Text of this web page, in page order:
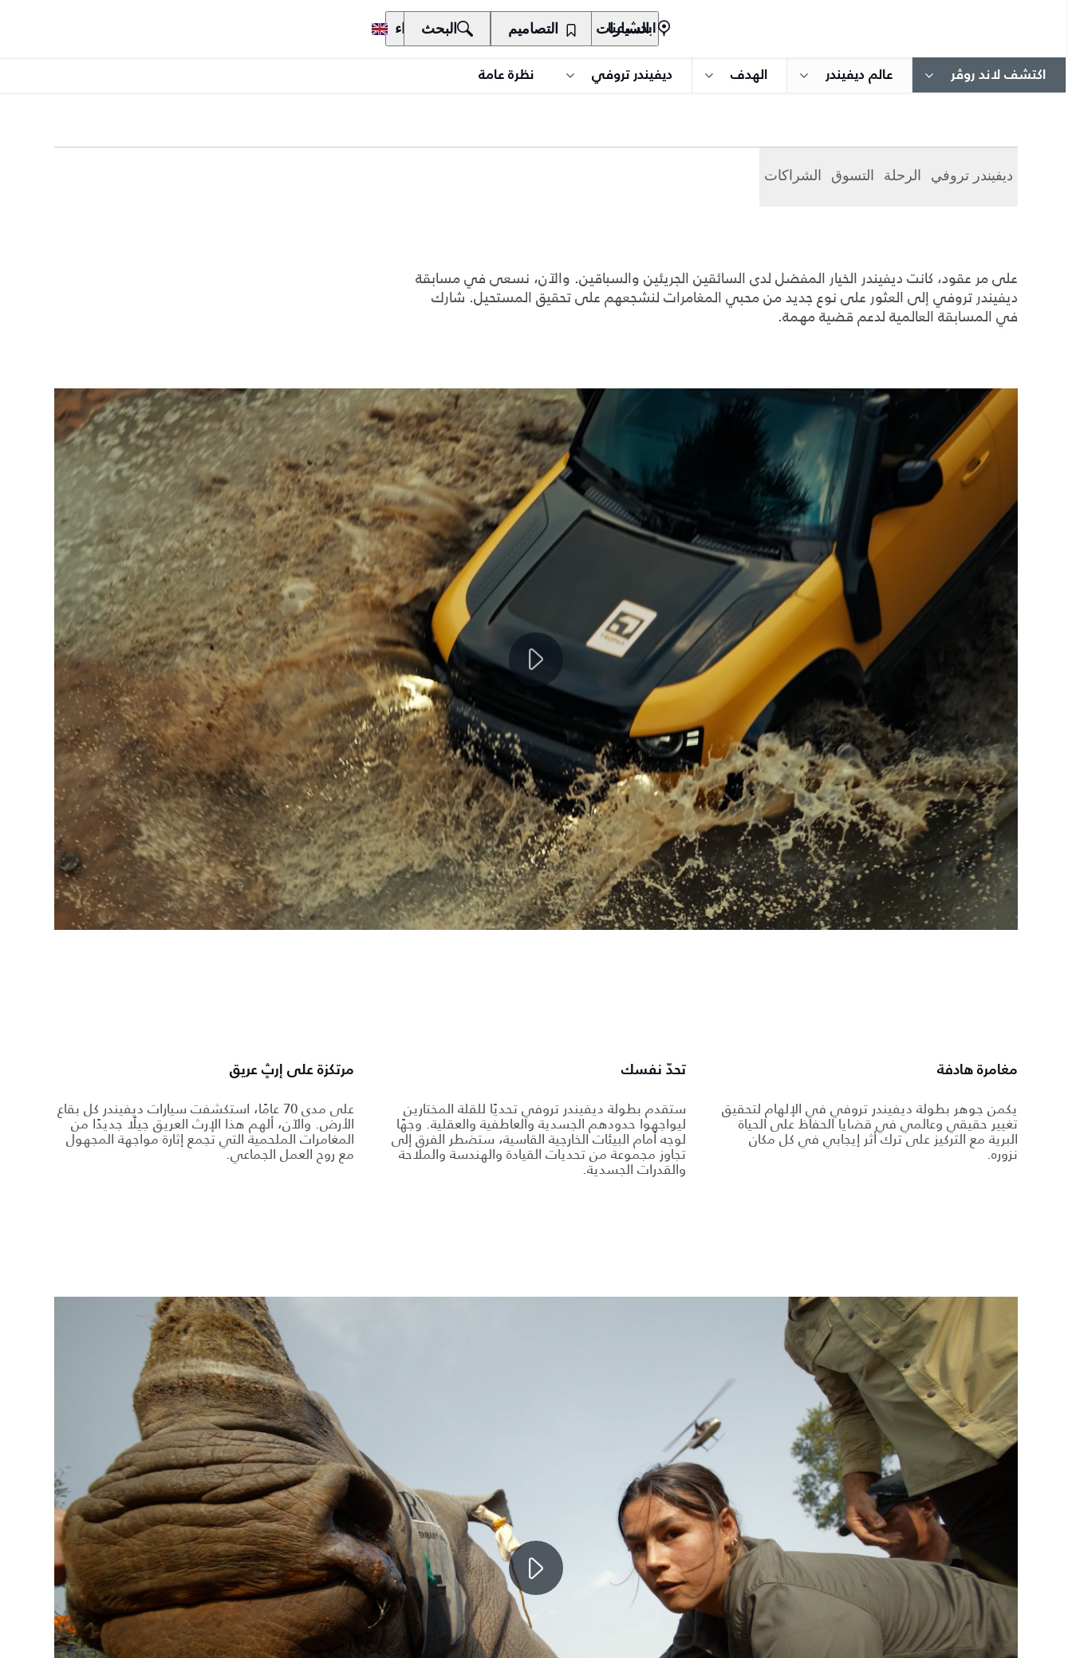
السيارات المالكون الاكتشاف الشراء ابحث عنا التصاميم البحث
اكتشف لاند روڤر عالم ديفيندر الهدف​ ديفيندر تروفي نظرة عامة
مسابقة ديفيندر تروفي
ديفيندر تروفي الرحلة التسوق الشراكات
على مر عقود، كانت ديفيندر الخيار المفضل لدى السائقين الجريئين والسباقين. والآن، نسعى في مسابقة
ديفيندر تروفي إلى العثور على نوع جديد من محبي المغامرات لنشجعهم على تحقيق المستحيل. شارك
في المسابقة العالمية لدعم قضية مهمة.
مغامرة هادفة
يكمن جوهر بطولة ديفيندر تروفي في الإلهام لتحقيق
تغيير حقيقي وعالمي في قضايا الحفاظ على الحياة
البرية مع التركيز على ترك أثر إيجابي في كل مكان
نزوره.
تحدّ نفسك
ستقدم بطولة ديفيندر تروفي تحديًا للقلة المختارين
ليواجهوا حدودهم الجسدية والعاطفية والعقلية. وجهًا
لوجه أمام البيئات الخارجية القاسية، ستضطر الفرق إلى
تجاوز مجموعة من تحديات القيادة والهندسة والملاحة
والقدرات الجسدية.
مرتكزة على إرثٍ عريق
على مدى 70 عامًا، استكشفت سيارات ديفيندر كل بقاع
الأرض. والآن، ألهم هذا الإرث العريق جيلًا جديدًا من
المغامرات الملحمية التي تجمع إثارة مواجهة المجهول
مع روح العمل الجماعي.